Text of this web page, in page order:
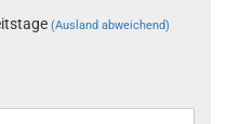
(Ausland abweichend)